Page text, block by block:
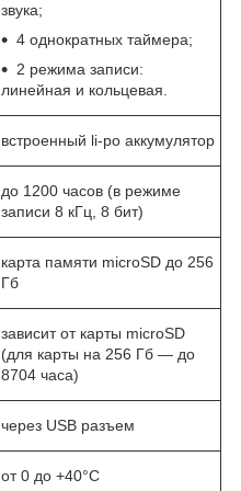
звука;
4 однократных таймера;
2 режима записи:
линейная и кольцевая.
встроенный li-po аккумулятор
до 1200 часов (в режиме
записи 8 кГц, 8 бит)
карта памяти microSD до 256
Гб
зависит от карты microSD
(для карты на 256 Гб — до
8704 часа)
через USB разъем
от 0 до +40°C